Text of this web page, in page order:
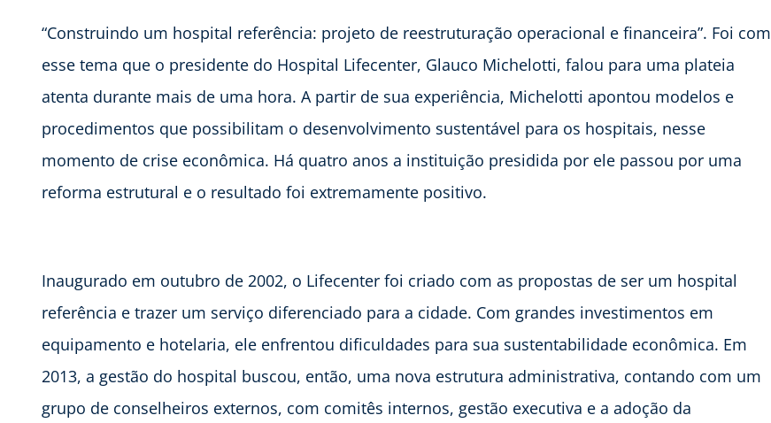
“Construindo um hospital referência: projeto de reestruturação operacional e financeira”. Foi com
esse tema que o presidente do Hospital Lifecenter, Glauco Michelotti, falou para uma plateia
atenta durante mais de uma hora. A partir de sua experiência, Michelotti apontou modelos e
procedimentos que possibilitam o desenvolvimento sustentável para os hospitais, nesse
momento de crise econômica. Há quatro anos a instituição presidida por ele passou por uma
reforma estrutural e o resultado foi extremamente positivo.
Inaugurado em outubro de 2002, o Lifecenter foi criado com as propostas de ser um hospital
referência e trazer um serviço diferenciado para a cidade. Com grandes investimentos em
equipamento e hotelaria, ele enfrentou dificuldades para sua sustentabilidade econômica. Em
2013, a gestão do hospital buscou, então, uma nova estrutura administrativa, contando com um
grupo de conselheiros externos, com comitês internos, gestão executiva e a adoção da